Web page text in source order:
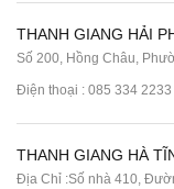
THANH GIANG HẢI
Số 200, Hồng Châu,
Điện thoại : 085 334 2233
THANH GIANG HÀ
Địa Chỉ :Số nhà 410,